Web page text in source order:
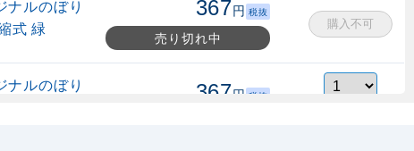
ナルのぼり
式 緑
367円 税抜
売り切れ中
購入不可
ナルのぼり
367円 税抜